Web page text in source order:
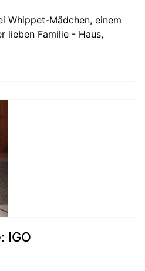
Whippet-Mädchen, einem
lieben Familie - Haus,
IGO